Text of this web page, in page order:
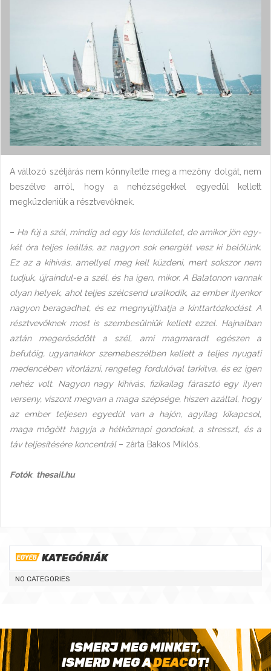
A változó széljárás nem könnyítette meg a mezőny dolgát, nem
beszélve arról, hogy a nehézségekkel egyedül kellett
megküzdeniük a résztvevőknek.
– Ha fúj a szél, mindig ad egy kis lendületet, de amikor jön egy-
két óra teljes leállás, az nagyon sok energiát vesz ki belőlünk.
Ez az a kihívás, amellyel meg kell küzdeni, mert sokszor nem
tudjuk, újraindul-e a szél, és ha igen, mikor. A Balatonon vannak
olyan helyek, ahol teljes szélcsend uralkodik, az ember ilyenkor
nagyon beragadhat, és ez megnyújthatja a kinttartózkodást. A
résztvevőknek most is szembesülniük kellett ezzel. Hajnalban
aztán megerősödött a szél, ami magmaradt egészen a
befutóig, ugyanakkor szemebeszélben kellett a teljes nyugati
medencében vitorlázni, rengeteg fordulóval tarkítva, és ez igen
nehéz volt. Nagyon nagy kihívás, fizikailag fárasztó egy ilyen
verseny, viszont megvan a maga szépsége, hiszen azáltal, hogy
az ember teljesen egyedül van a hajón, agyilag kikapcsol,
maga mögött hagyja a hétköznapi gondokat, a stresszt, és a
táv teljesítésére koncentrál– zárta Bakos Miklós.
Fotók: thesail.hu
KATEGÓRIÁK
NO CATEGORIES
ISMERJ MEG MINKET,
ISMERD MEG ADEACOT!